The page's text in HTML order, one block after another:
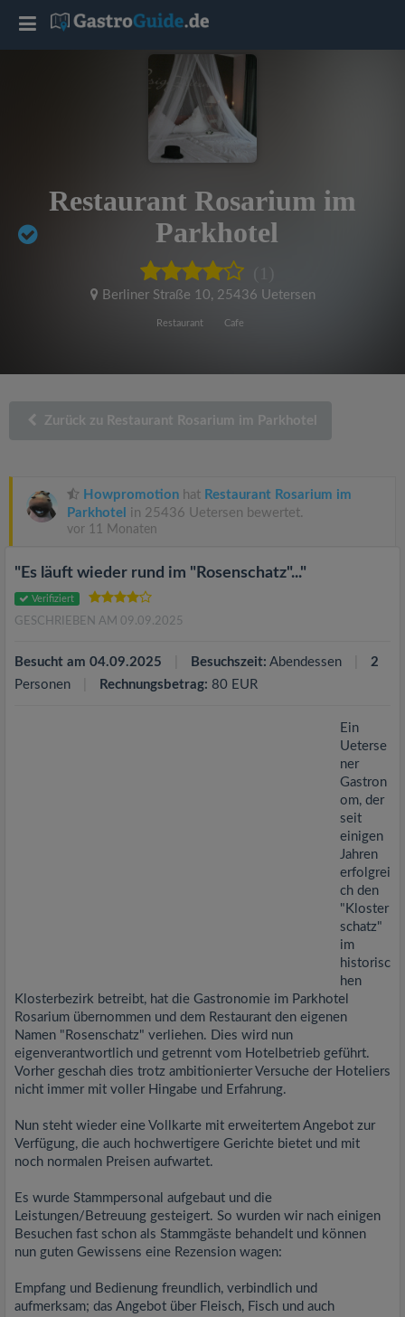
Restaurant Rosarium im
Parkhotel
Berliner Straße 10, 25436 Uetersen
Restaurant Cafe
Zurück zu Restaurant Rosarium im Parkhotel
Howpromotion hat Restaurant Rosarium im
Parkhotel in 25436 Uetersen bewertet.
vor 11 Monaten
"Es läuft wieder rund im "Rosenschatz"..."
Verifiziert
GESCHRIEBEN AM 09.09.2025
Besucht am 04.09.2025 Besuchszeit: Abendessen
2
Personen
Rechnungsbetrag: 80 EUR
Ein
Ueterse
ner
Gastron
om, der
seit
einigen
Jahren
erfolgrei
ch den
"Kloster
schatz"
im
historisc
hen
Klosterbezirk betreibt, hat die Gastronomie im Parkhotel
Rosarium übernommen und dem Restaurant den eigenen
Namen "Rosenschatz" verliehen. Dies wird nun
eigenverantwortlich und getrennt vom Hotelbetrieb geführt.
Vorher geschah dies trotz ambitionierter Versuche der Hoteliers
nicht immer mit voller Hingabe und Erfahrung.
Nun steht wieder eine Vollkarte mit erweitertem Angebot zur
Verfügung, die auch hochwertigere Gerichte bietet und mit
noch normalen Preisen aufwartet.
Es wurde Stammpersonal aufgebaut und die
Leistungen/Betreuung gesteigert. So wurden wir nach einigen
Besuchen fast schon als Stammgäste behandelt und können
nun guten Gewissens eine Rezension wagen:
Empfang und Bedienung freundlich, verbindlich und
aufmerksam; das Angebot über Fleisch, Fisch und auch
T
g
t
o